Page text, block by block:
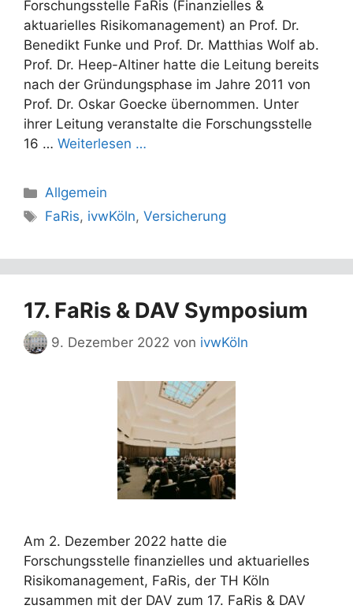
Forschungsstelle FaRis (Finanzielles &
aktuarielles Risikomanagement) an Prof. Dr.
Benedikt Funke und Prof. Dr. Matthias Wolf ab.
Prof. Dr. Heep-Altiner hatte die Leitung bereits
nach der Gründungsphase im Jahre 2011 von
Prof. Dr. Oskar Goecke übernommen. Unter
ihrer Leitung veranstalte die Forschungsstelle
16 … Weiterlesen …
Kategorien
Allgemein
Schlagwörter
FaRis, ivwKöln,Versicherung
17. FaRis & DAV Symposium
9. Dezember 2022 von ivwKöln
Am 2. Dezember 2022 hatte die
Forschungsstelle finanzielles und aktuarielles
Risikomanagement, FaRis, der TH Köln
zusammen mit der DAV zum 17. FaRis & DAV